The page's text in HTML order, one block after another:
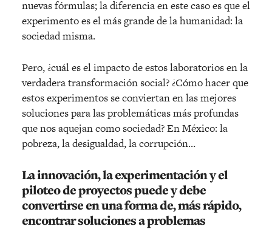
nuevas fórmulas; la diferencia en este caso es que el
experimento es el más grande de la humanidad: la
sociedad misma.
Pero, ¿cuál es el impacto de estos laboratorios en la
verdadera transformación social? ¿Cómo hacer que
estos experimentos se conviertan en las mejores
soluciones para las problemáticas más profundas
que nos aquejan como sociedad? En México: la
pobreza, la desigualdad, la corrupción…
La innovación, la experimentación y el
piloteo de proyectos puede y debe
convertirse en una forma de, más rápido,
encontrar soluciones a problemas